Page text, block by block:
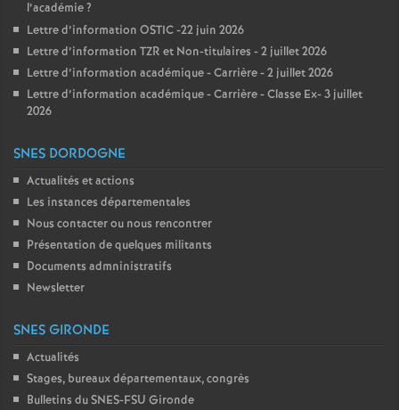
l’académie?
Lettre d’information OSTIC -22 juin 2026
Lettre d’information TZR et Non-titulaires - 2 juillet 2026
Lettre d’information académique - Carrière - 2 juillet 2026
Lettre d’information académique - Carrière - Classe Ex- 3 juillet
2026
SNES DORDOGNE
Actualités et actions
Les instances départementales
Nous contacter ou nous rencontrer
Présentation de quelques militants
Documents admninistratifs
Newsletter
SNES GIRONDE
Actualités
Stages, bureaux départementaux, congrès
Bulletins du SNES-FSU Gironde